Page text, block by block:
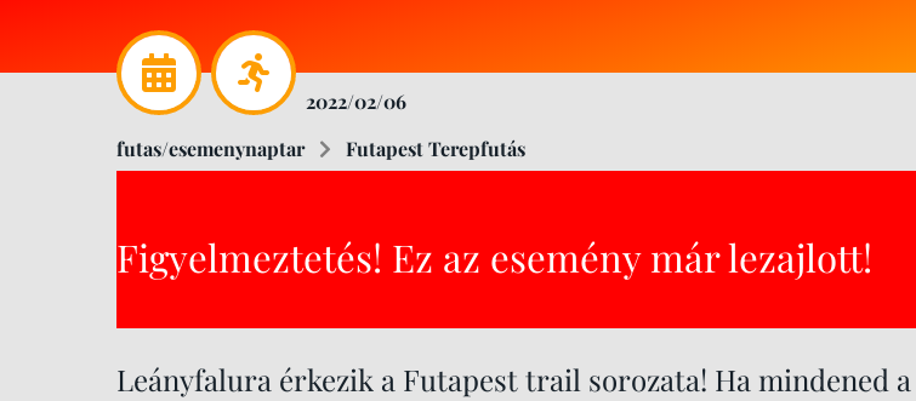
2022/02/06
futas/esemenynaptar
Futapest Terepfutás
Figyelmeztetés! Ez az esemény már lezajlott!
Leányfalura érkezik a Futapest trail sorozata! Ha mindened a